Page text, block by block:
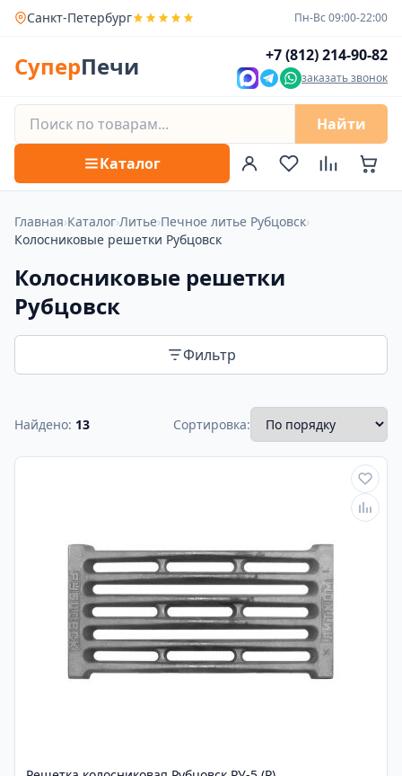
Санкт-Петербург Пн-Вс 09:00-22:00
СуперПечи +7 (812) 214-90-82
заказать звонок
Найти
Каталог
Главная›Каталог›Литье›Печное литье Рубцовск›
Колосниковые решетки Рубцовск
Колосниковые решетки
Рубцовск
Фильтр
Найдено: 13 Сортировка: